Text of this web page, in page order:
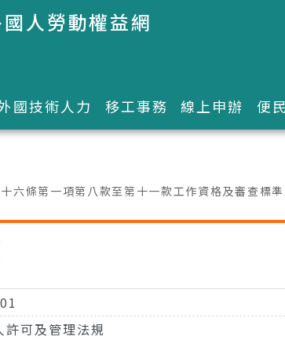
人勞動權益網
國技術人力 移工事務 線上申辦 便
十六條第一項第八款至第十一款工作資格及審查
許可及管理法規